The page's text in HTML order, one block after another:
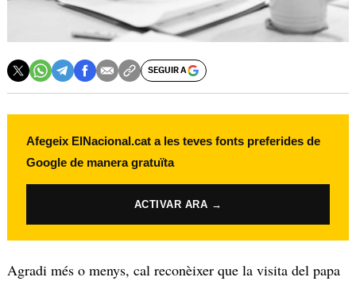
SEGUIR A
Afegeix ElNacional.cat a les teves fonts preferides de
Google de manera gratuïta
ACTIVAR ARA →
Agradi més o menys, cal reconèixer que la visita del papa